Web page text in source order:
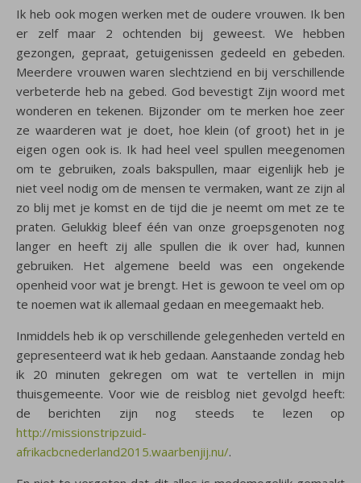
Ik heb ook mogen werken met de oudere vrouwen. Ik ben
er zelf maar 2 ochtenden bij geweest. We hebben
gezongen, gepraat, getuigenissen gedeeld en gebeden.
Meerdere vrouwen waren slechtziend en bij verschillende
verbeterde heb na gebed. God bevestigt Zijn woord met
wonderen en tekenen. Bijzonder om te merken hoe zeer
ze waarderen wat je doet, hoe klein (of groot) het in je
eigen ogen ook is. Ik had heel veel spullen meegenomen
om te gebruiken, zoals bakspullen, maar eigenlijk heb je
niet veel nodig om de mensen te vermaken, want ze zijn al
zo blij met je komst en de tijd die je neemt om met ze te
praten. Gelukkig bleef één van onze groepsgenoten nog
langer en heeft zij alle spullen die ik over had, kunnen
gebruiken. Het algemene beeld was een ongekende
openheid voor wat je brengt. Het is gewoon te veel om op
te noemen wat ik allemaal gedaan en meegemaakt heb.
Inmiddels heb ik op verschillende gelegenheden verteld en
gepresenteerd wat ik heb gedaan. Aanstaande zondag heb
ik 20 minuten gekregen om wat te vertellen in mijn
thuisgemeente. Voor wie de reisblog niet gevolgd heeft:
de berichten zijn nog steeds te lezen op
http://missionstripzuid-
afrikacbcnederland2015.waarbenjij.nu/.